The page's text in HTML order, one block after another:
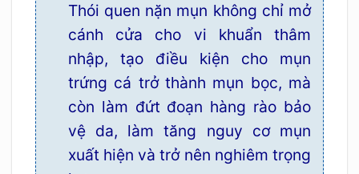
Thói quen nặn mụn không chỉ mở
cánh cửa cho vi khuẩn thâm
nhập, tạo điều kiện cho mụn
trứng cá trở thành mụn bọc, mà
còn làm đứt đoạn hàng rào bảo
vệ da, làm tăng nguy cơ mụn
xuất hiện và trở nên nghiêm trọng